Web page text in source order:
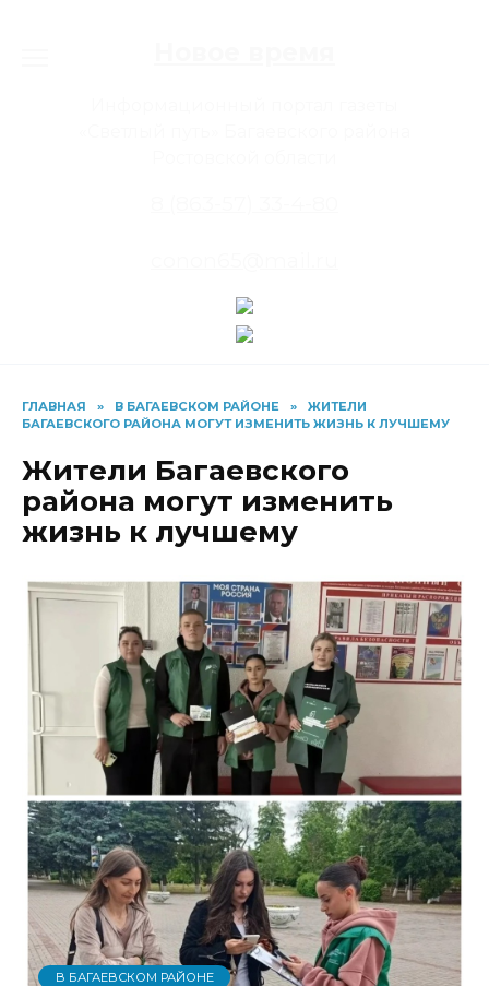
ГЛАВНАЯ » В БАГАЕВСКОМ РАЙОНЕ »
ЖИТЕЛИ
БАГАЕВСКОГО РАЙОНА МОГУТ ИЗМЕНИТЬ ЖИЗНЬ К ЛУЧШЕМУ
Жители Багаевского
района могут изменить
жизнь к лучшему
В БАГАЕВСКОМ РАЙОНЕ